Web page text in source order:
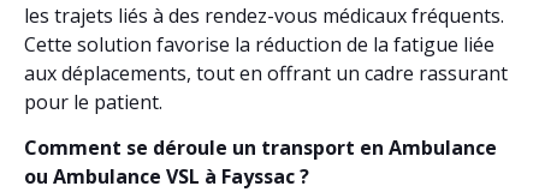
les trajets liés à des rendez-vous médicaux fréquents.
Cette solution favorise la réduction de la fatigue liée
aux déplacements, tout en offrant un cadre rassurant
pour le patient.
Comment se déroule un transport en Ambulance
ou Ambulance VSL à Fayssac ?